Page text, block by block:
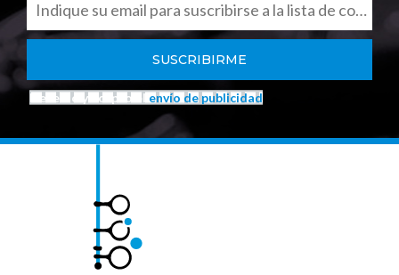
He leído y acepto el envío de publicidad